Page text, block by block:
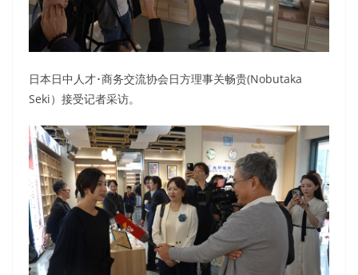
日本日中人才･商务交流协会日方理事关畅贵(Nobutaka
Seki）接受记者采访。